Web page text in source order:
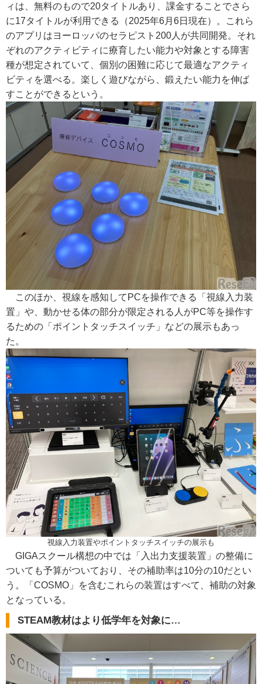
ィは、無料のもので20タイトルあり、課金することでさら
に17タイトルが利用できる（2025年6月6日現在）。これら
のアプリはヨーロッパのセラピスト200人が共同開発。それ
ぞれのアクティビティに療育したい能力や対象とする障害
種が想定されていて、個別の困難に応じて最適なアクティ
ビティを選べる。楽しく遊びながら、鍛えたい能力を伸ば
すことができるという。
このほか、視線を感知してPCを操作できる「視線入力装
置」や、動かせる体の部分が限定される人がPC等を操作す
るための「ポイントタッチスイッチ」などの展示もあっ
た。
視線入力装置やポイントタッチスイッチの展示も
GIGAスクール構想の中では「入出力支援装置」の整備に
ついても予算がついており、その補助率は10分の10だとい
う。「COSMO」を含むこれらの装置はすべて、補助の対象
となっている。
STEAM教材はより低学年を対象に…